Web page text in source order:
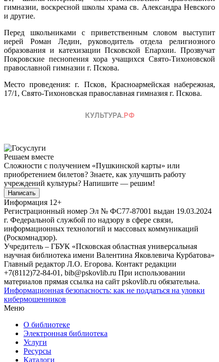
гимназии, воскресной школы храма св. Александра Невского
и другие.
Перед школьниками с приветственным словом выступит
иерей Роман Ледин, руководитель отдела религиозного
образования и катехизации Псковской Епархии. Прозвучат
Покровские песнопения хора учащихся Свято-Тихоновской
православной гимназии г. Пскова.
Место проведения: г. Псков, Красноармейская набережная,
17/1, Свято-Тихоновская православная гимназия г. Пскова.
Решаем вместе
Сложности с получением «Пушкинской карты» или
приобретением билетов? Знаете, как улучшить работу
учреждений культуры? Напишите — решим!
Написать
Информация 12+
Регистрационный номер Эл № ФС77-87001 выдан 19.03.2024
г. Федеральной службой по надзору в сфере связи,
информационных технологий и массовых коммуникаций
(Роскомнадзор).
Учредитель – ГБУК «Псковская областная универсальная
научная библиотека имени Валентина Яковлевича Курбатова»
Главный редактор Л.О. Егорова. Контакт редакции
+7(8112)72-84-01, bib@pskovlib.ru При использовании
материалов прямая ссылка на сайт pskovlib.ru обязательна.
Информационная безопасность: как не поддаться на уловки
кибермошенников
Меню
О библиотеке
Электронная библиотека
Услуги
Ресурсы
Каталоги